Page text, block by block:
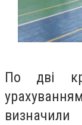
По дві